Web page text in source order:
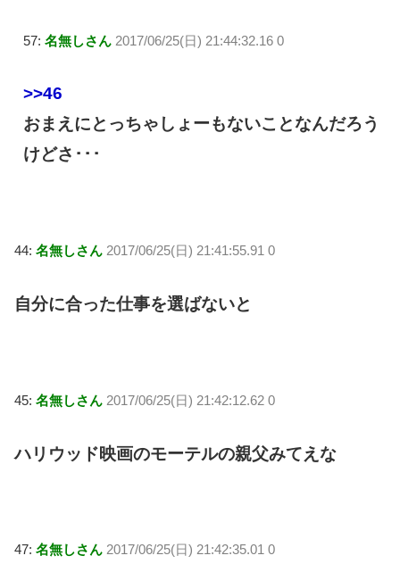
57: 名無しさん 2017/06/25(日) 21:44:32.16 0
>>46
おまえにとっちゃしょーもないことなんだろう
けどさ･･･
44: 名無しさん 2017/06/25(日) 21:41:55.91 0
自分に合った仕事を選ばないと
45: 名無しさん 2017/06/25(日) 21:42:12.62 0
ハリウッド映画のモーテルの親父みてえな
47: 名無しさん 2017/06/25(日) 21:42:35.01 0